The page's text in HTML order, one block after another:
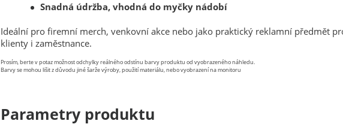
Snadná údržba, vhodná do myčky nádobí
Ideální pro firemní merch, venkovní akce nebo jako praktický reklamní předmět
klienty i zaměstnance.
Prosím, berte v potaz možnost odchylky reálného odstínu barvy produktu od vyobrazeného náhledu.
Barvy se mohou lišit z důvodu jiné šarže výroby, použití materiálu, nebo vyobrazení na monitoru
Parametry produktu